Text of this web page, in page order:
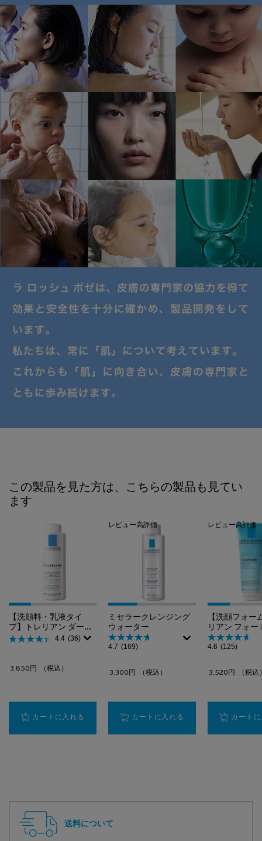
この製品を見た方は、こちらの製品も見てい
ます
【洗顔料・乳液タイ
プ】トレリアン ダーモ
クレンザー
4.4 (36)
3,850円 （税込）
カートに入れる 【洗顔料・乳液タイプ】トレリアン ダーモクレン
レビュー高評価
ミセラークレンジング
ウォーター
4.7 (169)
3,300円 （税込）
カートに入れる ミセラークレンジン
レビュー高評価
【洗顔フォー
リアン フォー
レンザー
4.6 (125)
3,520円 （税込
カート
送料について